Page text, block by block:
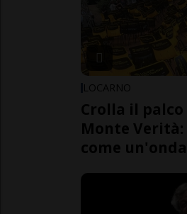
LOCARNO
Crolla il palco
Monte Verità:
come